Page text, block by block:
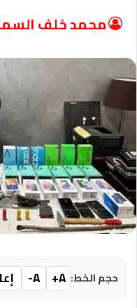
محمد خلف
حجم الخط: A+
A-